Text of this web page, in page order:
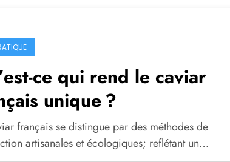
ce qui rend le caviar
unique ?
français se distingue par des méthodes de
artisanales et écologiques; reflétant un…